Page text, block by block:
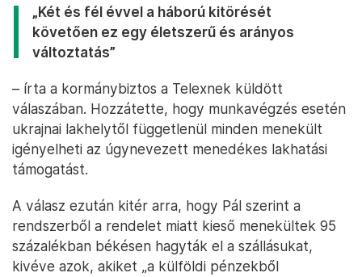
„Két és fél évvel a háború kitörését
követően ez egy életszerű és arányos
változtatás”
– írta a kormánybiztos a Telexnek küldött
válaszában. Hozzátette, hogy munkavégzés esetén
ukrajnai lakhelytől függetlenül minden menekült
igényelheti az úgynevezett menedékes lakhatási
támogatást.
A válasz ezután kitér arra, hogy Pál szerint a
rendszerből a rendelet miatt kieső menekültek 95
százalékban békésen hagyták el a szállásukat,
kivéve azok, akiket „a külföldi pénzekből